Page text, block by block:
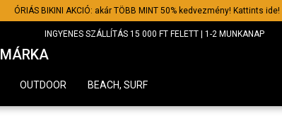
ÓRIÁS BIKINI AKCIÓ: akár TÖBB MINT 50% kedvezmény! Kattints ide!
INGYENES SZÁLLÍTÁS 15 000 FT FELETT | 1-2 MUNKANAP
MÁRKA
OUTDOOR BEACH, SURF